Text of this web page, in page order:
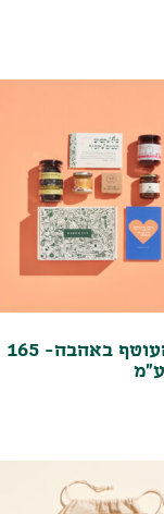
מארז מהעוטף באהבה- 165